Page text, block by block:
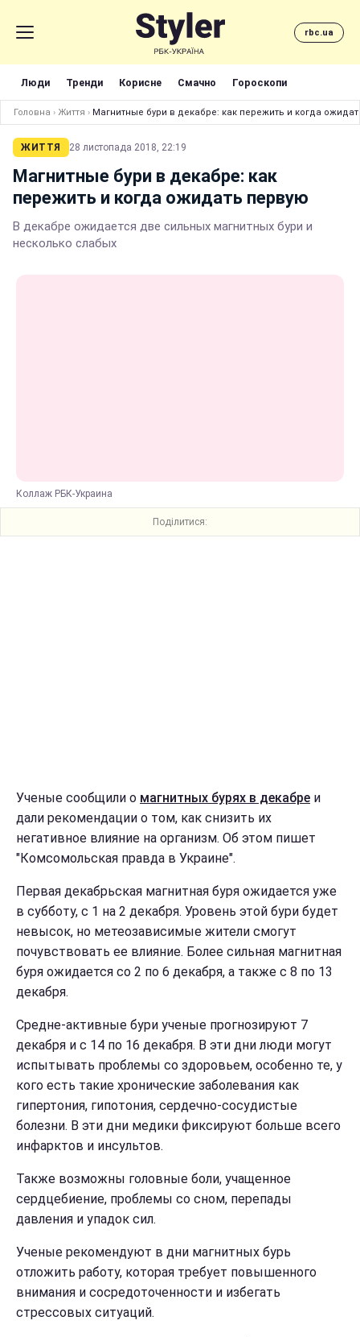
rbc.ua
Люди Тренди Корисне Смачно Гороскопи
Головна › Життя › Магнитные бури в декабре: как пережить и когда
ЖИТТЯ 28 листопада 2018, 22:19
Магнитные бури в декабре: как
пережить и когда ожидать первую
В декабре ожидается две сильных магнитных бури и
несколько слабых
Коллаж РБК-Украина
Поділитися:
Ученые сообщили о магнитных бурях в декабре и
дали рекомендации о том, как снизить их
негативное влияние на организм. Об этом пишет
"Комсомольская правда в Украине".
Первая декабрьская магнитная буря ожидается уже
в субботу, с 1 на 2 декабря. Уровень этой бури будет
невысок, но метеозависимые жители смогут
почувствовать ее влияние. Более сильная магнитная
буря ожидается со 2 по 6 декабря, а также с 8 по 13
декабря.
Средне-активные бури ученые прогнозируют 7
декабря и с 14 по 16 декабря. В эти дни люди могут
испытывать проблемы со здоровьем, особенно те, у
кого есть такие хронические заболевания как
гипертония, гипотония, сердечно-сосудистые
болезни. В эти дни медики фиксируют больше всего
инфарктов и инсультов.
Также возможны головные боли, учащенное
сердцебиение, проблемы со сном, перепады
давления и упадок сил.
Ученые рекомендуют в дни магнитных бурь
отложить работу, которая требует повышенного
внимания и сосредоточенности и избегать
стрессовых ситуаций.